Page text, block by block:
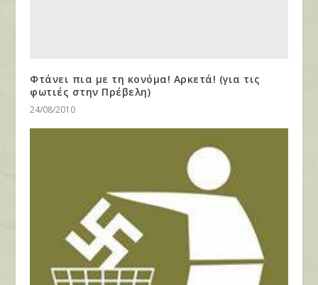
Φτάνει πια με τη κονόμα! Αρκετά! (για τις
φωτιές στην Πρέβελη)
24/08/2010